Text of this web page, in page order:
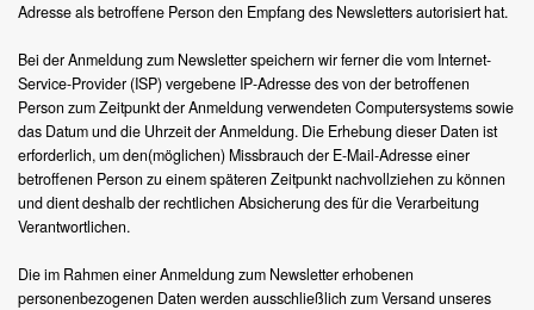
Adresse als betroffene Person den Empfang des Newsletters autorisiert hat.
Bei der Anmeldung zum Newsletter speichern wir ferner die vom Internet-
Service-Provider (ISP) vergebene IP-Adresse des von der betroffenen
Person zum Zeitpunkt der Anmeldung verwendeten Computersystems sowie
das Datum und die Uhrzeit der Anmeldung. Die Erhebung dieser Daten ist
erforderlich, um den(möglichen) Missbrauch der E-Mail-Adresse einer
betroffenen Person zu einem späteren Zeitpunkt nachvollziehen zu können
und dient deshalb der rechtlichen Absicherung des für die Verarbeitung
Verantwortlichen.
Die im Rahmen einer Anmeldung zum Newsletter erhobenen
personenbezogenen Daten werden ausschließlich zum Versand unseres